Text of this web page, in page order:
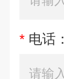
* 电话：